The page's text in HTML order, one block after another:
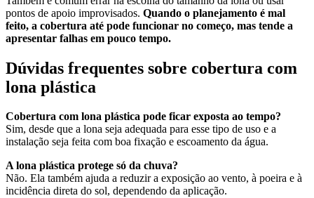
pontos de apoio improvisados. Quando o planejamento é mal
feito, a cobertura até pode funcionar no começo, mas tende a
apresentar falhas em pouco tempo.
Dúvidas frequentes sobre cobertura com
lona plástica
Cobertura com lona plástica pode ficar exposta ao tempo?
Sim, desde que a lona seja adequada para esse tipo de uso e a
instalação seja feita com boa fixação e escoamento da água.
A lona plástica protege só da chuva?
Não. Ela também ajuda a reduzir a exposição ao vento, à poeira e à
incidência direta do sol, dependendo da aplicação.